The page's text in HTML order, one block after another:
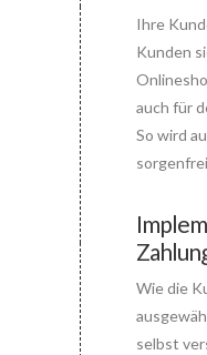
Ihre
Kunden
auch für
So wird
Wie die
selbst